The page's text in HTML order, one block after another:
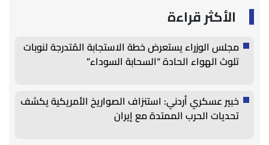
الأكثر قراءة
مجلس الوزراء يستعرض خطة الاستجابة المُتدرجة لنوبات
تلوث الهواء الحادة “السحابة السوداء”
خبير عسكري أردني: استنزاف الصواريخ الأمريكية يكشف
تحديات الحرب الممتدة مع إيران